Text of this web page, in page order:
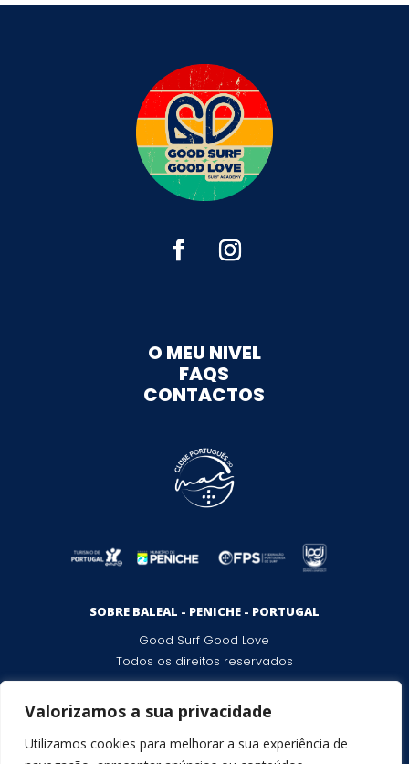
Valorizamos a sua privacidade
Utilizamos cookies para melhorar a sua experiência de
O MEU NIVEL
FAQS
CONTACTOS
SOBRE BALEAL - PENICHE - PORTUGAL
Good Surf Good Love
Todos os direitos reservados
CENTRO DE ARBITRAGEM